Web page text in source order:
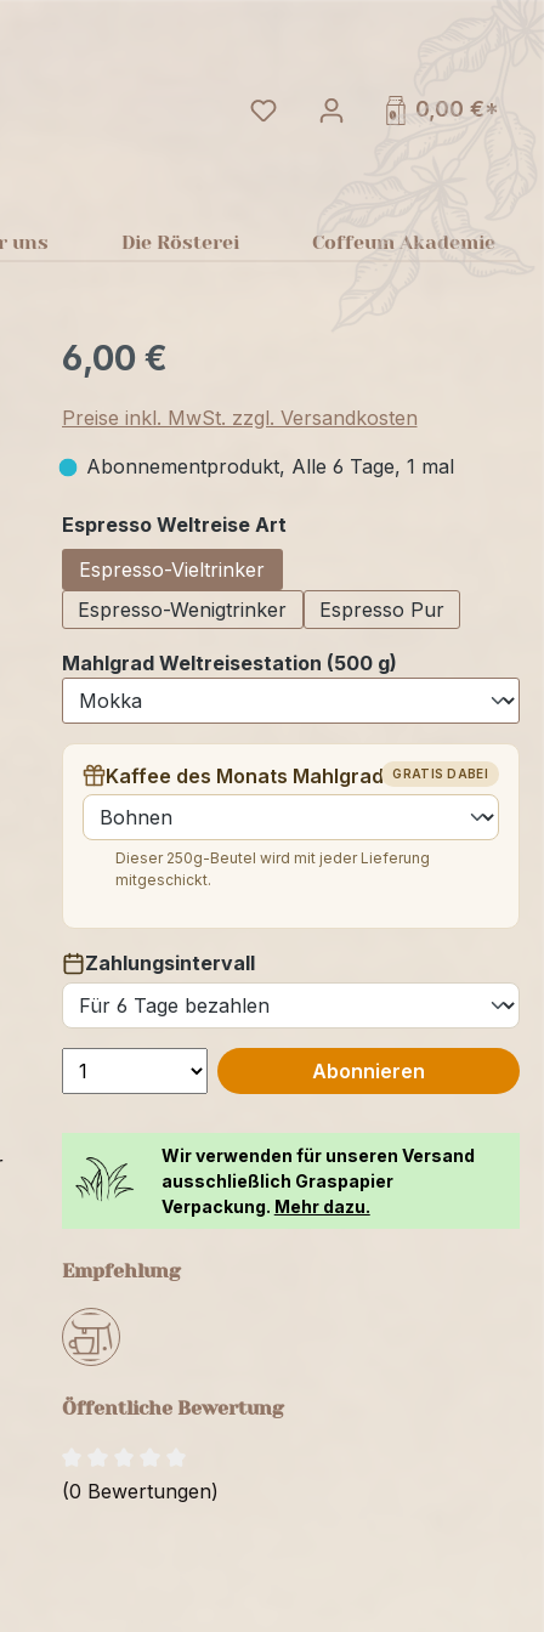
Du hast 0 Produkte auf
0,00 €*
uns Die Rösterei Coffeum Akademie
6,00 €
Preise inkl. MwSt. zzgl. Versandkosten
Abonnementprodukt, Alle 6 Tage, 1 mal
Espresso Weltreise Artauswählen
Espresso-Vieltrinker
Espresso-Wenigtrinker
Espresso Pur
Mahlgrad Weltreisestation (500 g)
GRATIS DABEI
Kaffee des Monats Mahlgrad (250 g)
auswählen
Dieser 250g-Beutel wird mit jeder Lieferung
mitgeschickt.
Zahlungsintervall
auswählen
Abonnieren
Wir verwenden für unseren Versand
ausschließlich Graspapier
Verpackung. Mehr dazu.
Empfehlung
Öffentliche Bewertung
(0 Bewertungen)